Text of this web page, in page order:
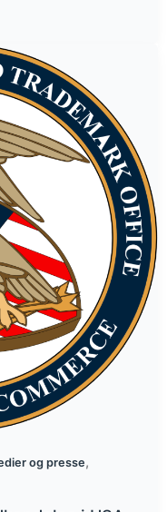
og presse,